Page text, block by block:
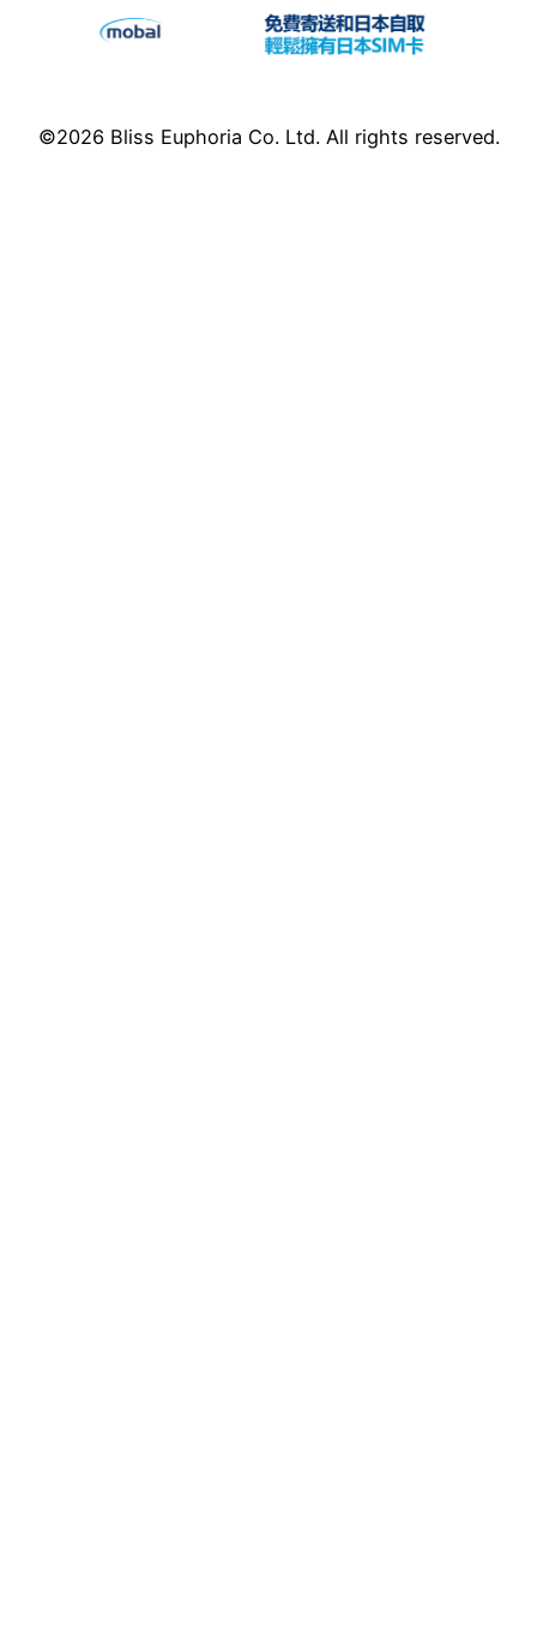
©2026 Bliss Euphoria Co. Ltd. All rights reserved.